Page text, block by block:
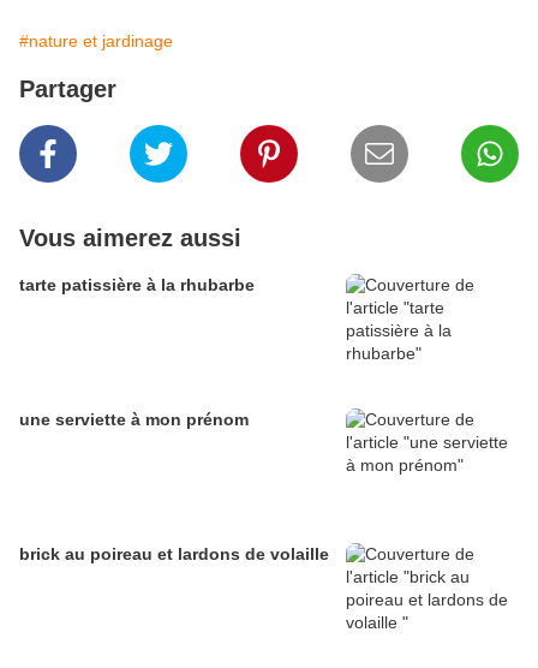
#nature et jardinage
Partager
Vous aimerez aussi
tarte patissière à la rhubarbe
une serviette à mon prénom
brick au poireau et lardons de volaille